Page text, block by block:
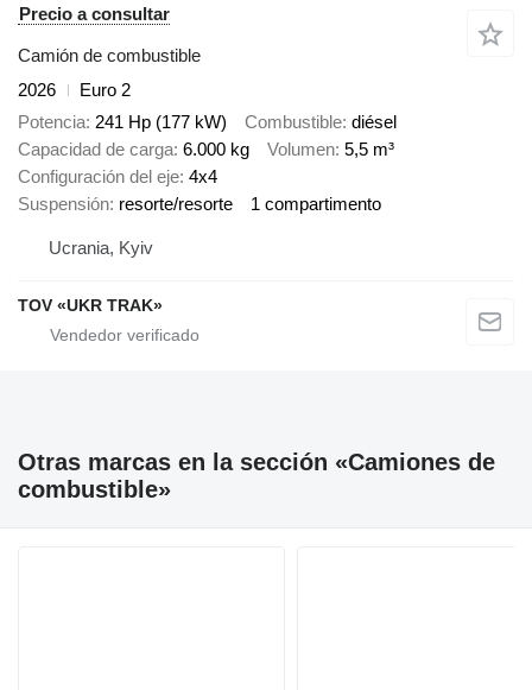
Precio a consultar
Camión de combustible
2026
Euro 2
Potencia 241 Hp (177 kW) Combustible diésel
Capacidad de carga 6.000 kg Volumen 5,5 m³
Configuración del eje 4x4
Suspensión resorte/resorte 1 compartimento
Ucrania, Kyiv
TOV «UKR TRAK»
Otras marcas en la sección «Camiones de
combustible»